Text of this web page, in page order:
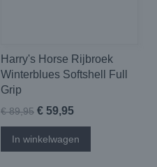
Harry's Horse Rijbroek
Winterblues Softshell Full
Grip
€ 89,95 € 59,95
In winkelwagen